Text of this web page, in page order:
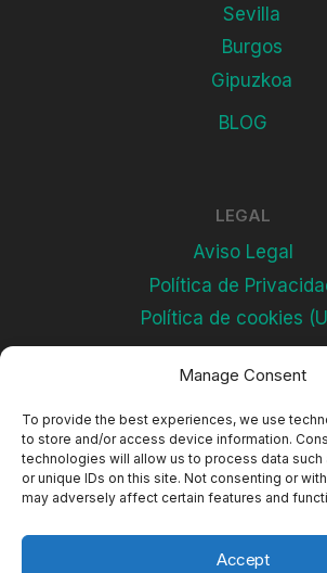
Manage Consent
To provide the best experiences, we use
to store and/or access device information.
technologies will allow us to process data
or unique IDs on this site. Not consenting or
may adversely affect certain features and
Accept
Sevilla
Burgos
Gipuzkoa
BLOG
LEGAL
Aviso Legal
Política de
Política de cookies
Subscríbete